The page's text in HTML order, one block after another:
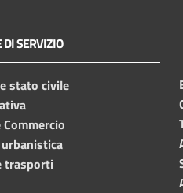
DI SERVIZIO
stato civile
trasporti